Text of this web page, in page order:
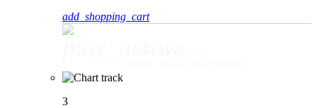
add_shopping_cart
3